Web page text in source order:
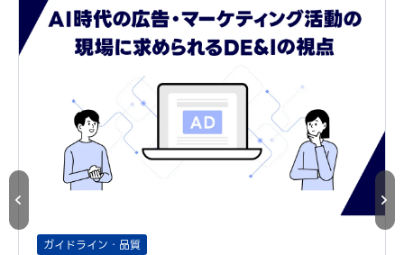
ガイドライン・品質